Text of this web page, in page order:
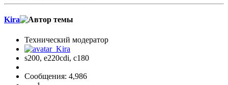
Kira
Технический модератор
s200, е220cdi, с180
Сообщения: 4,986